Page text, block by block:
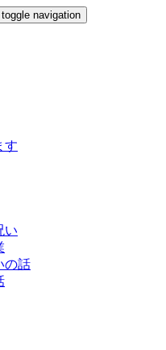
toggle navigation
す
い
の話